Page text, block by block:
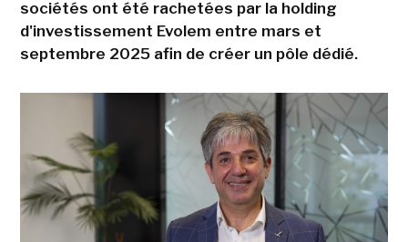
sociétés ont été rachetées par la holding
d'investissement Evolem entre mars et
septembre 2025 afin de créer un pôle dédié.